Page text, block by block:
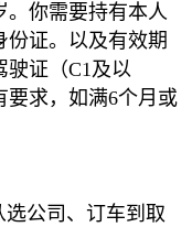
。你需要持有本人
份证。以及有效期
驶证（C1及以
要求，如满6个月或